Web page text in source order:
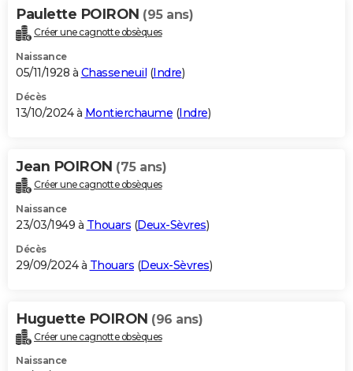
Paulette POIRON (95 ans)
Créer une cagnotte obsèques
Naissance
05/11/1928 à Chasseneuil (Indre)
Décès
13/10/2024 à Montierchaume (Indre)
Jean POIRON (75 ans)
Créer une cagnotte obsèques
Naissance
23/03/1949 à Thouars (Deux-Sèvres)
Décès
29/09/2024 à Thouars (Deux-Sèvres)
Huguette POIRON (96 ans)
Créer une cagnotte obsèques
Naissance